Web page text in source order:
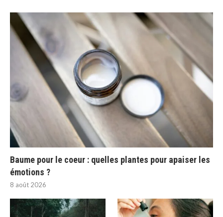
Baume pour le coeur : quelles plantes pour apaiser les
émotions ?
8 août 2026